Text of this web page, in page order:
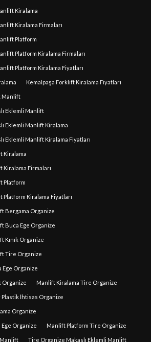
Kiralama
Kiralama Firmaları
Platform
Platform Kiralama Firmaları
Platform Kiralama Fiyatları
Kemalpaşa Forklift Kiralama Fiyatları
Manlift
Eklemli Manlift
Eklemli Manlift Kiralama
Eklemli Manlift Kiralama Fiyatları
Kiralama
Kiralama Firmaları
Platform
Platform Kiralama Fiyatları
Bergama Organize
Buca Ege Organize
Kınık Organize
Tire Organize
Ege Organize
Organize Manlift Kiralama Tire Organize
İhtisas Organize
Organize
Organize Manlift Platform Tire Organize
Tire Organize Makaslı Eklemli Manlift